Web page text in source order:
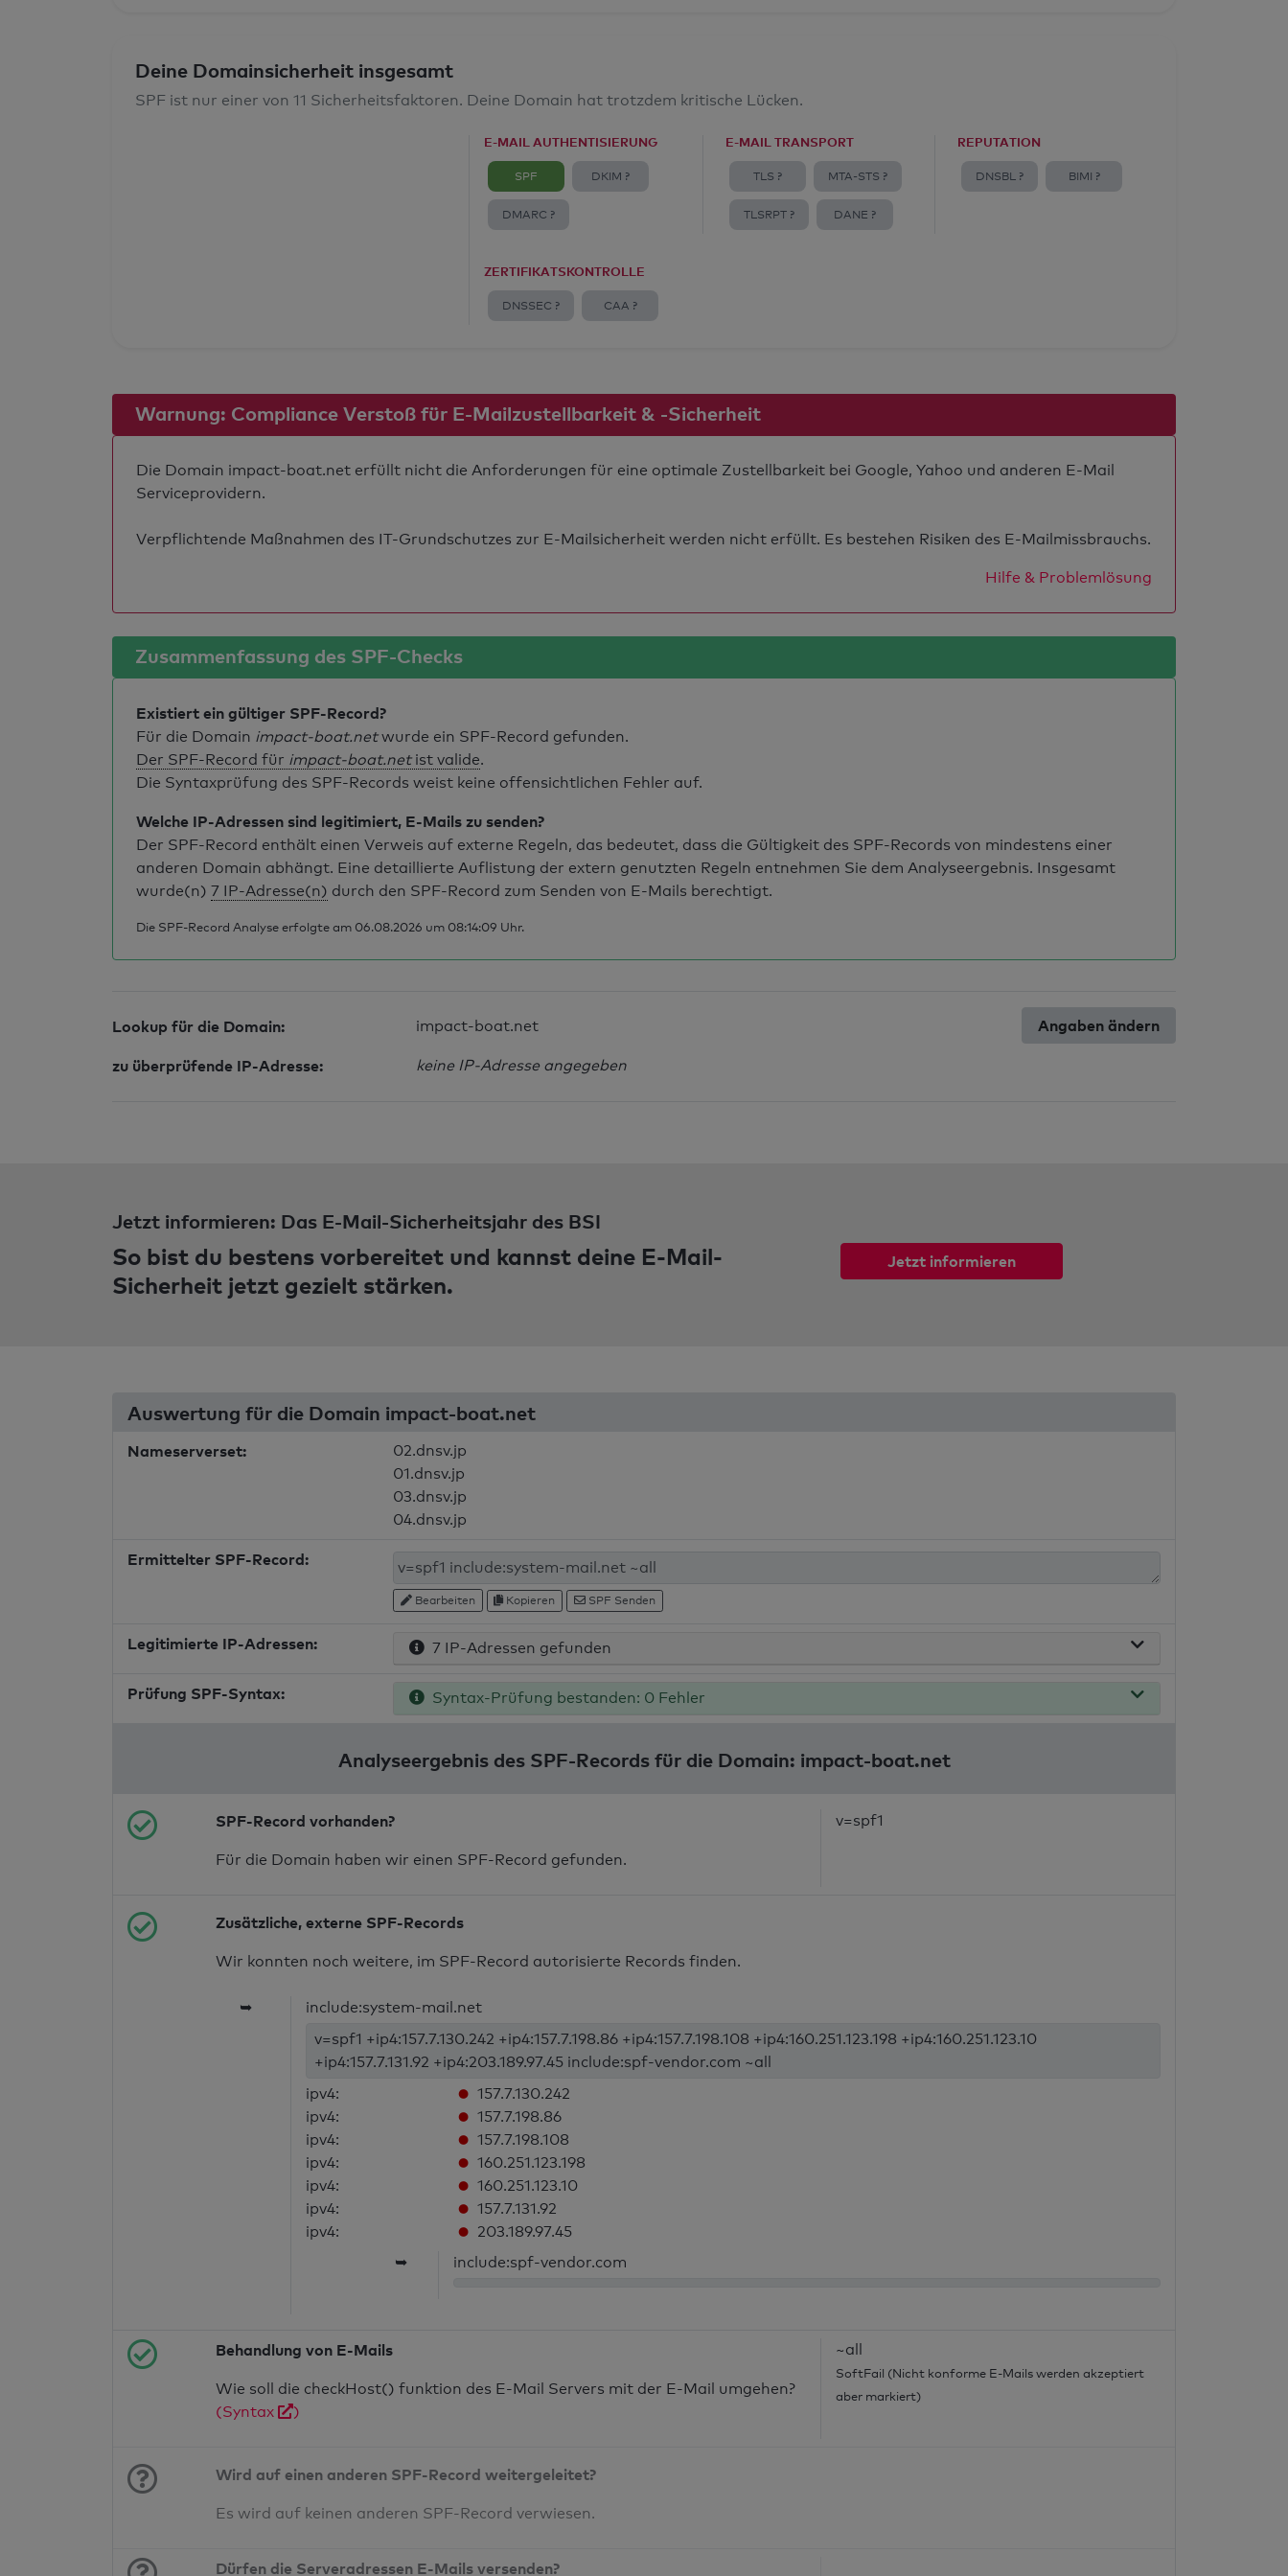
Deine Domainsicherheit insgesamt
SPF ist nur einer von 11 Sicherheitsfaktoren. Deine Domain hat trotzdem kritische Lücken.
E-MAIL AUTHENTISIERUNG
SPF DKIM ?
DMARC ?
E-MAIL TRANSPORT
TLS ? MTA-STS ?
TLSRPT ? DANE ?
REPUTATION
DNSBL ? BIMI ?
ZERTIFIKATSKONTROLLE
DNSSEC ? CAA ?
Warnung: Compliance Verstoß für E-Mailzustellbarkeit & -Sicherheit
Die Domain impact-boat.net erfüllt nicht die Anforderungen für eine optimale Zustellbarkeit bei Google, Yahoo und anderen E-Mail
Serviceprovidern.
Verpflichtende Maßnahmen des IT-Grundschutzes zur E-Mailsicherheit werden nicht erfüllt. Es bestehen Risiken des E-Mailmissbrauchs.
Hilfe & Problemlösung
Zusammenfassung des SPF-Checks
Existiert ein gültiger SPF-Record?
Für die Domain impact-boat.netwurde ein SPF-Record gefunden.
Der SPF-Record für impact-boat.netist valide.
Die Syntaxprüfung des SPF-Records weist keine offensichtlichen Fehler auf.
Welche IP-Adressen sind legitimiert, E-Mails zu senden?
Der SPF-Record enthält einen Verweis auf externe Regeln, das bedeutet, dass die Gültigkeit des SPF-Records von mindestens einer
anderen Domain abhängt. Eine detaillierte Auflistung der extern genutzten Regeln entnehmen Sie dem Analyseergebnis. Insgesamt
wurde(n) 7 IP-Adresse(n) durch den SPF-Record zum Senden von E-Mails berechtigt.
Die SPF-Record Analyse erfolgte am 06.08.2026 um 08:14:09 Uhr.
Lookup für die Domain: impact-boat.net
zu überprüfende IP-Adresse: keine IP-Adresse angegeben
Angaben ändern
Jetzt informieren: Das E-Mail-Sicherheitsjahr des BSI
So bist du bestens vorbereitet und kannst deine E-Mail-
Sicherheit jetzt gezielt stärken.
Jetzt informieren
Auswertung für die Domain impact-boat.net
Nameserverset:
02.dnsv.jp
01.dnsv.jp
03.dnsv.jp
04.dnsv.jp
Ermittelter SPF-Record:
Bearbeiten Kopieren SPF Senden
Legitimierte IP-Adressen: 7 IP-Adressen gefunden
Prüfung SPF-Syntax: Syntax-Prüfung bestanden: 0 Fehler
Analyseergebnis des SPF-Records für die Domain: impact-boat.net
SPF-Record vorhanden?
Für die Domain haben wir einen SPF-Record gefunden.
v=spf1
Zusätzliche, externe SPF-Records
Wir konnten noch weitere, im SPF-Record autorisierte Records finden.
➥
include:system-mail.net
v=spf1 +ip4:157.7.130.242 +ip4:157.7.198.86 +ip4:157.7.198.108 +ip4:160.251.123.198 +ip4:160.251.123.10
+ip4:157.7.131.92 +ip4:203.189.97.45 include:spf-vendor.com ~all
ipv4:
157.7.130.242
ipv4:
157.7.198.86
ipv4:
157.7.198.108
ipv4:
160.251.123.198
ipv4:
160.251.123.10
ipv4:
157.7.131.92
ipv4:
203.189.97.45
➥
include:spf-vendor.com
Behandlung von E-Mails
Wie soll die checkHost() funktion des E-Mail Servers mit der E-Mail umgehen?
(Syntax
)
~all
SoftFail (Nicht konforme E-Mails werden akzeptiert
aber markiert)
Wird auf einen anderen SPF-Record weitergeleitet?
Es wird auf keinen anderen SPF-Record verwiesen.
Dürfen die Serveradressen E-Mails versenden?